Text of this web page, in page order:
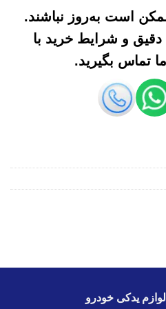
است به‌روز نباشند.
و شرایط خرید با
تماس بگیرید.
یدکی خودرو